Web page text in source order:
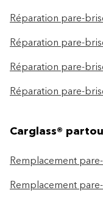
Réparation pare-
Réparation pare-
Réparation pare-
Réparation pare-
Carglass®
Remplacement
Remplacement